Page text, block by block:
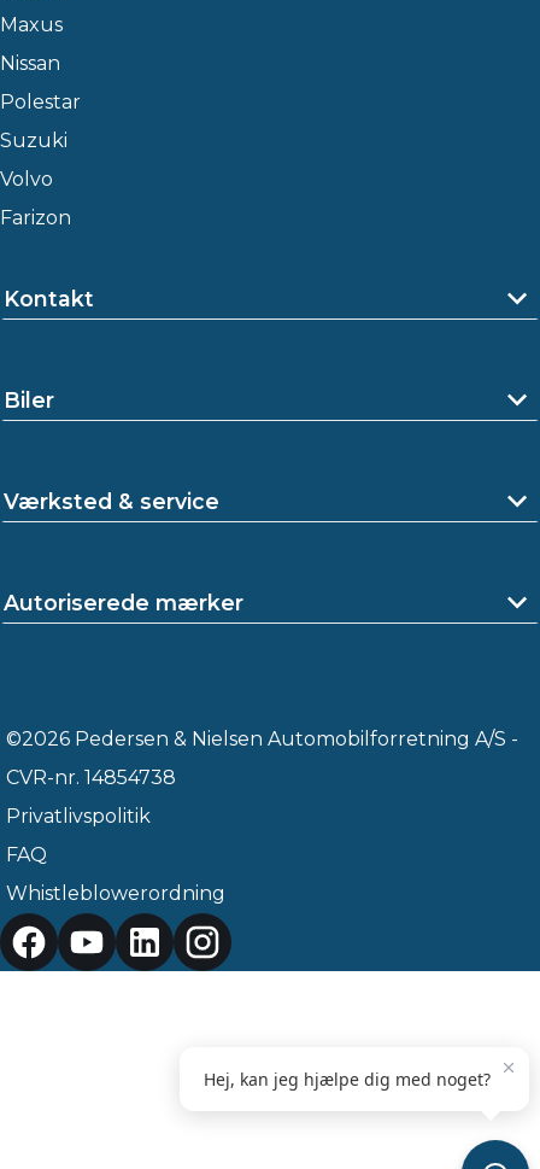
Maxus
Nissan
Polestar
Suzuki
Volvo
Farizon
Kontakt
Biler
Værksted & service
Autoriserede mærker
©2026 Pedersen & Nielsen Automobilforretning A/S -
CVR-nr. 14854738
Privatlivspolitik
FAQ
Whistleblowerordning